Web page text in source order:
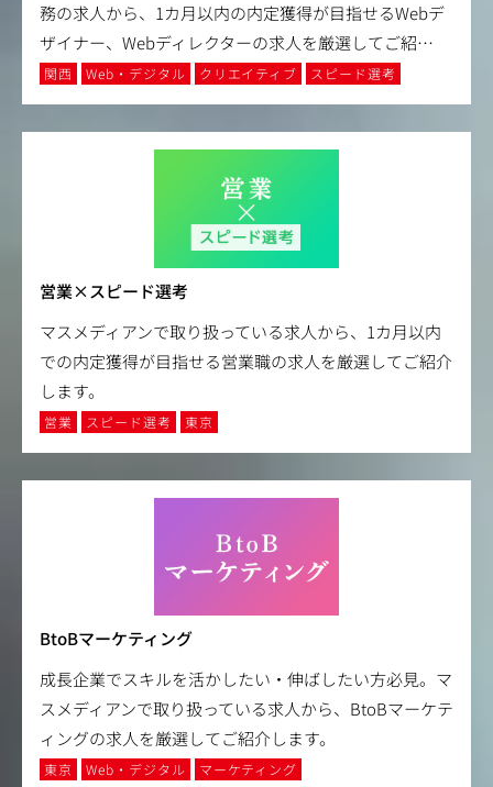
務の求人から、1カ月以内の内定獲得が目指せるWebデ
ザイナー、Webディレクターの求人を厳選してご紹…
関西 Web・デジタル クリエイティブ スピード選考
営業×スピード選考
マスメディアンで取り扱っている求人から、1カ月以内
での内定獲得が目指せる営業職の求人を厳選してご紹介
します。
営業 スピード選考 東京
BtoBマーケティング
成長企業でスキルを活かしたい・伸ばしたい方必見。マ
スメディアンで取り扱っている求人から、BtoBマーケテ
ィングの求人を厳選してご紹介します。
東京 Web・デジタル マーケティング